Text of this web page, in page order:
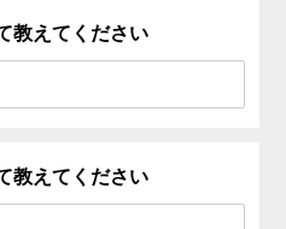
教えてください
教えてください